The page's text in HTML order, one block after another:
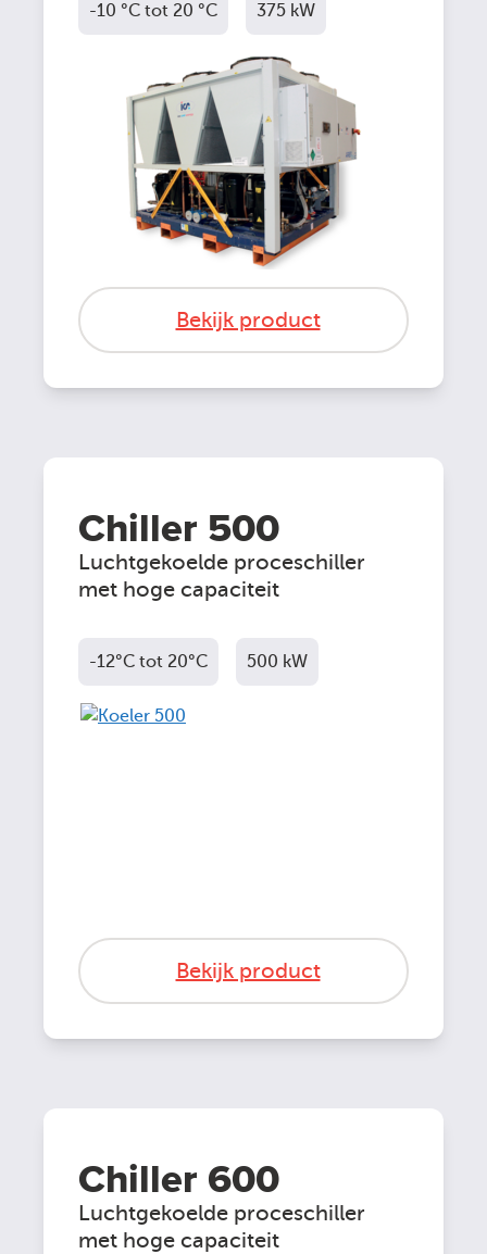
-10 °C tot 20 °C 375 kW
Bekijk product
Chiller 500
Luchtgekoelde proceschiller
met hoge capaciteit
-12°C tot 20°C 500 kW
Bekijk product
Chiller 600
Luchtgekoelde proceschiller
met hoge capaciteit